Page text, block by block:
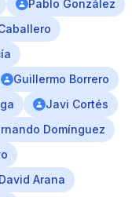
Pablo González
Guillermo Borrero
Javi Cortés
Domínguez
David Arana